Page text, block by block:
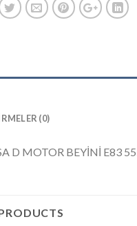
(0)
D MOTOR BEYİNİ E83